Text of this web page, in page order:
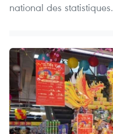
national des statistiques.